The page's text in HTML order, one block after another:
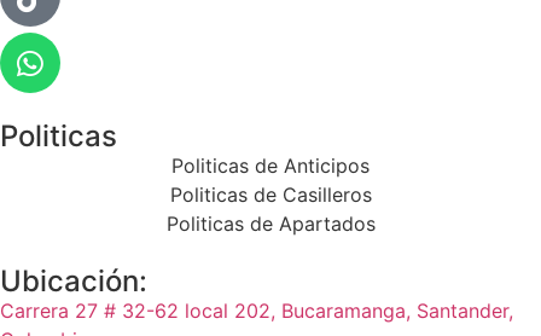
Politicas
Politicas de Anticipos
Politicas de Casilleros
Politicas de Apartados
Ubicación:
Carrera 27 # 32-62 local 202, Bucaramanga, Santander,